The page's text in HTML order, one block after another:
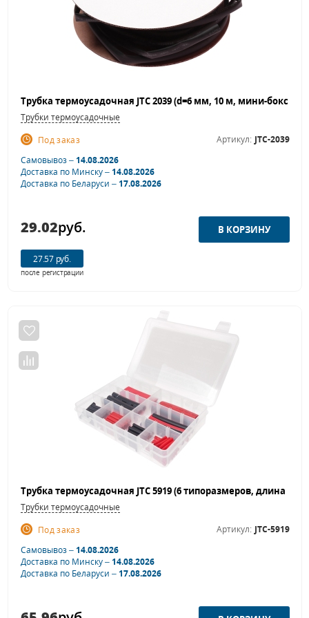
Трубки термоусадочные
Под заказ
Артикул: JTC-2039
Самовывоз –14.08.2026
Доставка по Минску –14.08.2026
Доставка по Беларуси –17.08.2026
29.02руб.
27.57 руб.
после регистрации
Трубки термоусадочные
Под заказ
Артикул: JTC-5919
Самовывоз –14.08.2026
Доставка по Минску –14.08.2026
Доставка по Беларуси –17.08.2026